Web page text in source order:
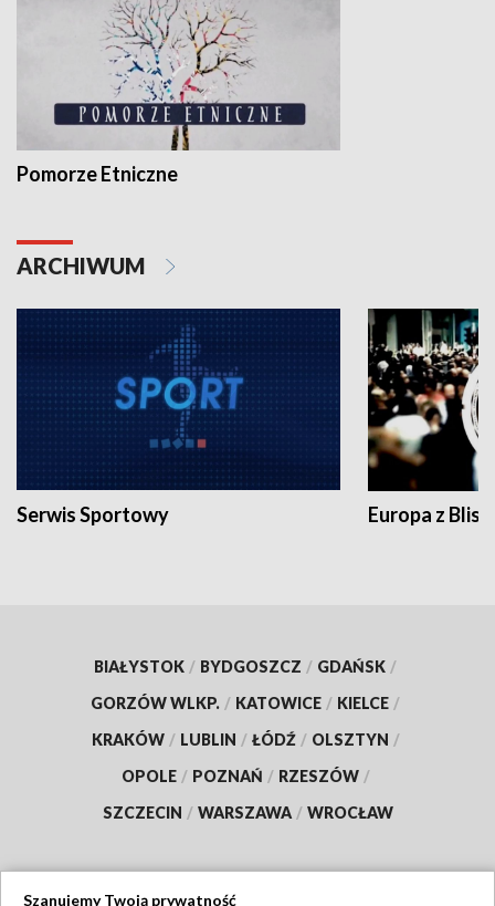
Pomorze Etniczne
ARCHIWUM
Serwis Sportowy Europa z
BIAŁYSTOK / BYDGOSZCZ / GDAŃSK /
GORZÓW WLKP. / KATOWICE / KIELCE /
KRAKÓW / LUBLIN / ŁÓDŹ / OLSZTYN /
OPOLE / POZNAŃ / RZESZÓW /
SZCZECIN / WARSZAWA / WROCŁAW
Szanujemy Twoją prywatność